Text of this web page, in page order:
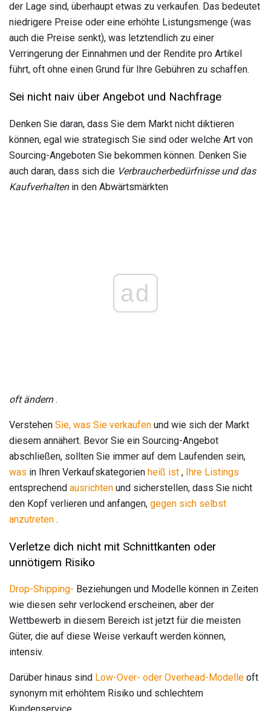
der Lage sind, überhaupt etwas zu verkaufen. Das bedeutet
niedrigere Preise oder eine erhöhte Listungsmenge (was
auch die Preise senkt), was letztendlich zu einer
Verringerung der Einnahmen und der Rendite pro Artikel
führt, oft ohne einen Grund für Ihre Gebühren zu schaffen.
Sei nicht naiv über Angebot und Nachfrage
Denken Sie daran, dass Sie dem Markt nicht diktieren
können, egal wie strategisch Sie sind oder welche Art von
Sourcing-Angeboten Sie bekommen können. Denken Sie
auch daran, dass sich die Verbraucherbedürfnisse und das
Kaufverhaltenin den Abwärtsmärkten
ad
oft ändern.
Verstehen Sie, was Sie verkaufen und wie sich der Markt
diesem annähert. Bevor Sie ein Sourcing-Angebot
abschließen, sollten Sie immer auf dem Laufenden sein,
was in Ihren Verkaufskategorien heiß ist , Ihre Listings
entsprechend ausrichten und sicherstellen, dass Sie nicht
den Kopf verlieren und anfangen, gegen sich selbst
anzutreten .
Verletze dich nicht mit Schnittkanten oder
unnötigem Risiko
Drop-Shipping- Beziehungen und Modelle können in Zeiten
wie diesen sehr verlockend erscheinen, aber der
Wettbewerb in diesem Bereich ist jetzt für die meisten
Güter, die auf diese Weise verkauft werden können,
intensiv.
Darüber hinaus sind Low-Over- oder Overhead-Modelle oft
synonym mit erhöhtem Risiko und schlechtem